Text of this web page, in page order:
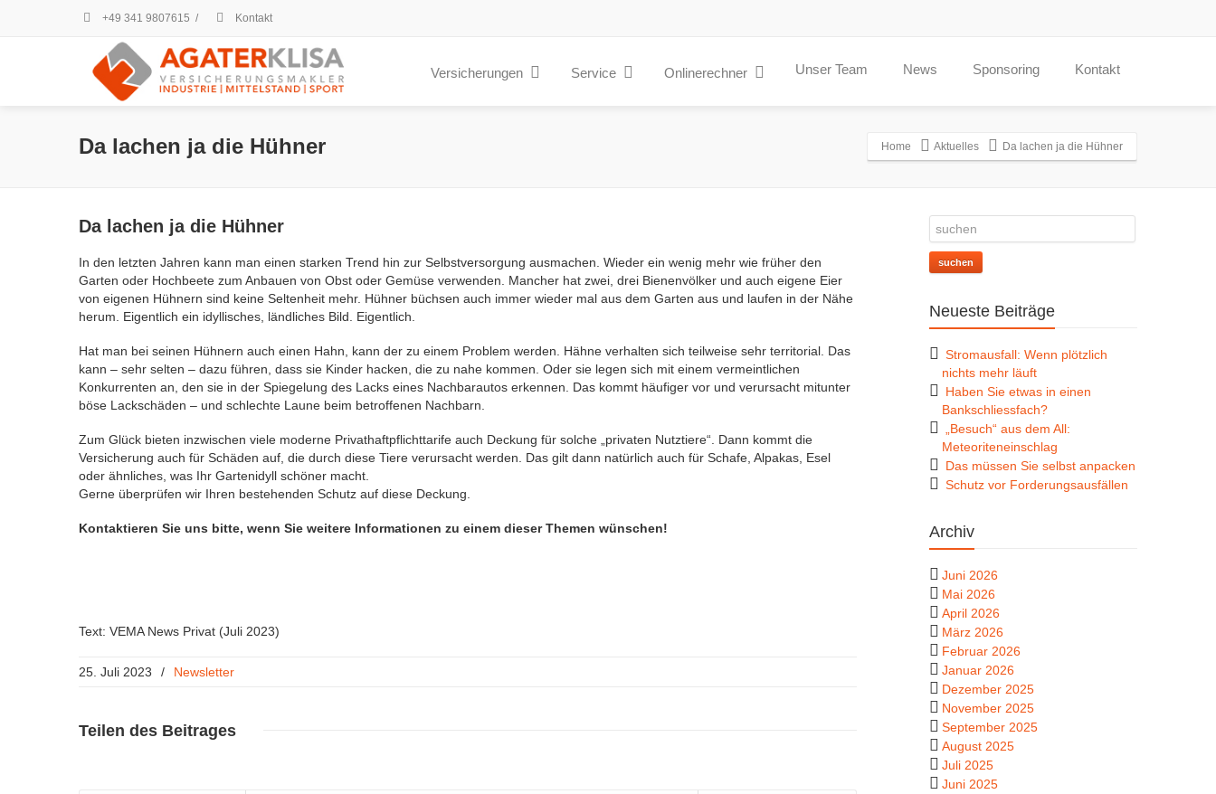
+49 341 9807615 / Kontakt
Versicherungen Service Onlinerechner Unser Team News Sponsoring Kontakt
Da lachen ja die Hühner Home Aktuelles Da lachen ja die Hühner
Da lachen ja die Hühner
In den letzten Jahren kann man einen starken Trend hin zur Selbstversorgung ausmachen. Wieder ein wenig mehr wie früher den
Garten oder Hochbeete zum Anbauen von Obst oder Gemüse verwenden. Mancher hat zwei, drei Bienenvölker und auch eigene Eier
von eigenen Hühnern sind keine Seltenheit mehr. Hühner büchsen auch immer wieder mal aus dem Garten aus und laufen in der Nähe
herum. Eigentlich ein idyllisches, ländliches Bild. Eigentlich.
Hat man bei seinen Hühnern auch einen Hahn, kann der zu einem Problem werden. Hähne verhalten sich teilweise sehr territorial. Das
kann – sehr selten – dazu führen, dass sie Kinder hacken, die zu nahe kommen. Oder sie legen sich mit einem vermeintlichen
Konkurrenten an, den sie in der Spiegelung des Lacks eines Nachbarautos erkennen. Das kommt häufiger vor und verursacht mitunter
böse Lackschäden – und schlechte Laune beim betroffenen Nachbarn.
Zum Glück bieten inzwischen viele moderne Privathaftpflichttarife auch Deckung für solche „privaten Nutztiere“. Dann kommt die
Versicherung auch für Schäden auf, die durch diese Tiere verursacht werden. Das gilt dann natürlich auch für Schafe, Alpakas, Esel
oder ähnliches, was Ihr Gartenidyll schöner macht.
Gerne überprüfen wir Ihren bestehenden Schutz auf diese Deckung.
Kontaktieren Sie uns bitte, wenn Sie weitere Informationen zu einem dieser Themen wünschen!
Text: VEMA News Privat (Juli 2023)
25. Juli 2023 / Newsletter
Teilen des Beitrages
suchen
Neueste Beiträge
Stromausfall: Wenn plötzlich
nichts mehr läuft
Haben Sie etwas in einen
Bankschliessfach?
„Besuch“ aus dem All:
Meteoriteneinschlag
Das müssen Sie selbst anpacken
Schutz vor Forderungsausfällen
Archiv
Juni 2026
Mai 2026
April 2026
März 2026
Februar 2026
Januar 2026
Dezember 2025
November 2025
September 2025
August 2025
Juli 2025
Juni 2025